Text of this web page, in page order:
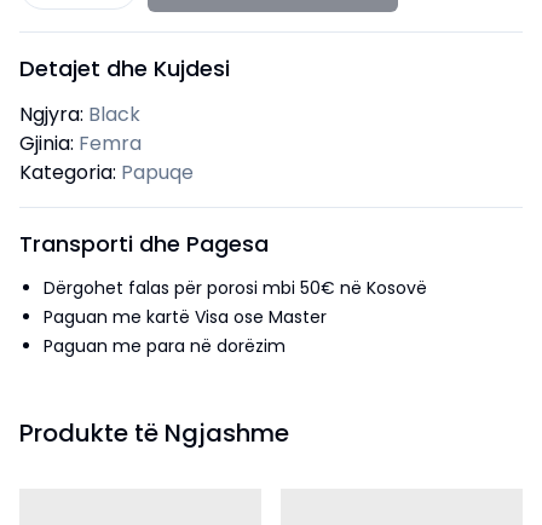
Detajet dhe Kujdesi
Ngjyra: Black
Gjinia: Femra
Kategoria: Papuqe
Transporti dhe Pagesa
Dërgohet falas për porosi mbi 50€ në Kosovë
Paguan me kartë Visa ose Master
Paguan me para në dorëzim
Produkte të Ngjashme